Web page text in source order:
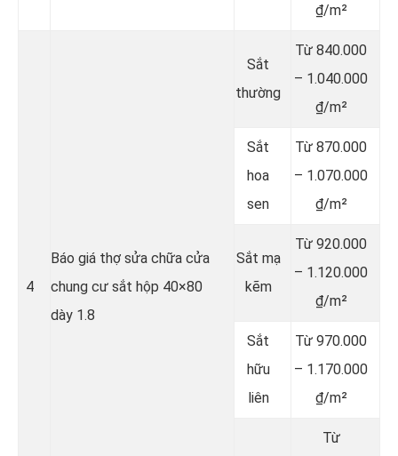
₫/m²
4
Báo giá thợ sửa chữa cửa
chung cư sắt hộp 40×80
dày 1.8
Sắt
thường
Từ 840.000
– 1.040.000
₫/m²
Sắt
hoa
sen
Từ 870.000
– 1.070.000
₫/m²
Sắt mạ
kẽm
Từ 920.000
– 1.120.000
₫/m²
Sắt
hữu
liên
Từ 970.000
– 1.170.000
₫/m²
Từ